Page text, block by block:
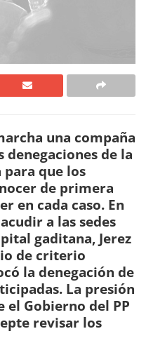
una compaña
de la
que los
de primera
en cada caso. En
a las sedes
gaditana, Jerez
de criterio
la denegación de
La presión
el Gobierno del PP
revisar los